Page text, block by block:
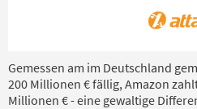
Gemessen am im Deutschland
200 Millionen € fällig, Amazon
Millionen € - eine gewaltige